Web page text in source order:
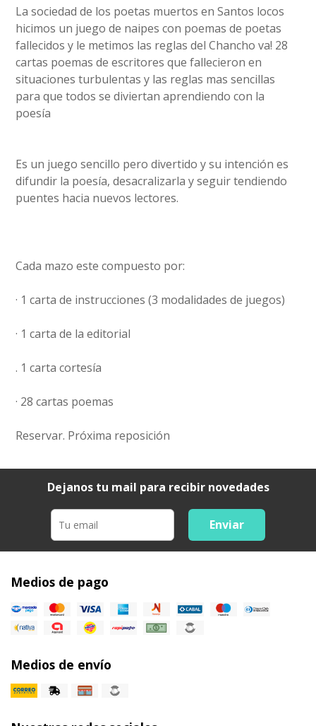
La sociedad de los poetas muertos en Santos locos
hicimos un juego de naipes con poemas de poetas
fallecidos y le metimos las reglas del Chancho va! 28
cartas poemas de escritores que fallecieron en
situaciones turbulentas y las reglas mas sencillas
para que todos se diviertan aprendiendo con la
poesía
Es un juego sencillo pero divertido y su intención es
difundir la poesía, desacralizarla y seguir tendiendo
puentes hacia nuevos lectores.
Cada mazo este compuesto por:
· 1 carta de instrucciones (3 modalidades de juegos)
· 1 carta de la editorial
. 1 carta cortesía
· 28 cartas poemas
Reservar. Próxima reposición
Dejanos tu mail para recibir novedades
Enviar
Medios de pago
Medios de envío